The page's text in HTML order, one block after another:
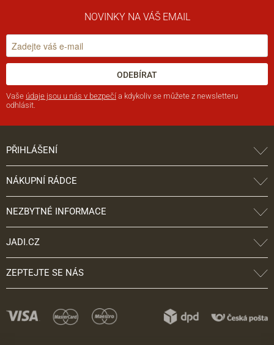
NOVINKY NA VÁŠ EMAIL
ODEBÍRAT
Vaše údaje jsou u nás v bezpečí a kdykoliv se můžete z newsletteru
odhlásit.
PŘIHLÁŠENÍ
NÁKUPNÍ RÁDCE
NEZBYTNÉ INFORMACE
JADI.CZ
ZEPTEJTE SE NÁS